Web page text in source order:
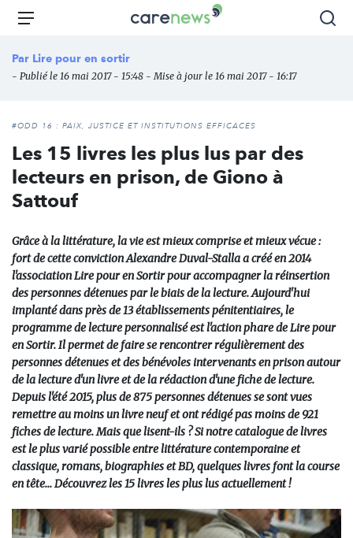
Aller
principal
Carenews,
des
l'engagement
Menu
Par Lire pour en sortir
- Publié le 16 mai 2017 - 15:48 - Mise à jour le 16 mai 2017 - 16:17
#ODD 16 : PAIX, JUSTICE ET INSTITUTIONS EFFICACES
Les 15 livres les plus lus par des
lecteurs en prison, de Giono à
Sattouf
Grâce à la littérature, la vie est mieux comprise et mieux vécue :
fort de cette conviction Alexandre Duval-Stalla a créé en 2014
l'association Lire pour en Sortir pour accompagner la réinsertion
des personnes détenues par le biais de la lecture. Aujourd'hui
implanté dans près de 13 établissements pénitentiaires, le
programme de lecture personnalisé est l'action phare de Lire pour
en Sortir. Il permet de faire se rencontrer régulièrement des
personnes détenues et des bénévoles intervenants en prison autour
de la lecture d'un livre et de la rédaction d'une fiche de lecture.
Depuis l'été 2015, plus de 875 personnes détenues se sont vues
remettre au moins un livre neuf et ont rédigé pas moins de 921
fiches de lecture. Mais que lisent-ils ? Si notre catalogue de livres
est le plus varié possible entre littérature contemporaine et
classique, romans, biographies et BD, quelques livres font la course
en tête... Découvrez les 15 livres les plus lus actuellement !